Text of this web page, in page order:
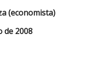
(economista)
de 2008